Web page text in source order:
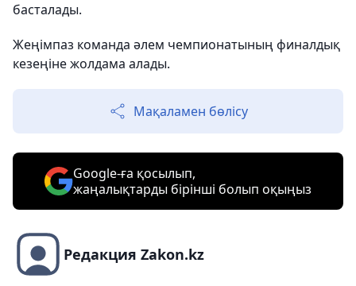
басталады.
Жеңімпаз команда әлем чемпионатының финалдық
кезеңіне жолдама алады.
Мақаламен бөлісу
Google-ға қосылып,
жаңалықтарды бірінші болып оқыңыз
Редакция Zakon.kz